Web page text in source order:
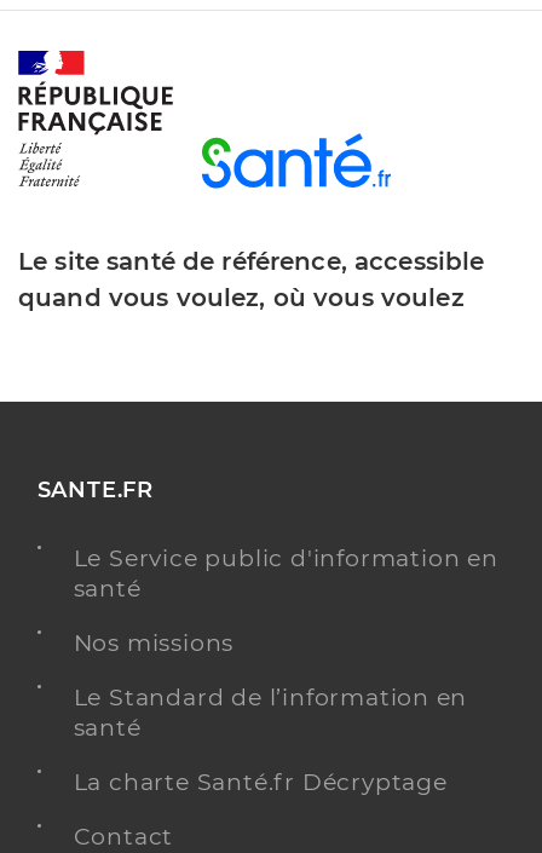
Le site santé de référence, accessible
quand vous voulez, où vous voulez
SANTE.FR
Le Service public d'information en
santé
Nos missions
Le Standard de l’information en
santé
La charte Santé.fr Décryptage
Contact